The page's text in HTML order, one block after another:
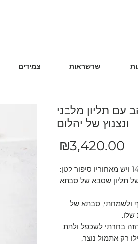
צמידים שרשראות
עם תליון מלבני
ונצנוץ של יהלום
₪3,420.00
תליון שסבא של סבתא
ולשמחתי, סבתא שלי
בחרתי לשכפל ולתת
רק אתמול נוצר,